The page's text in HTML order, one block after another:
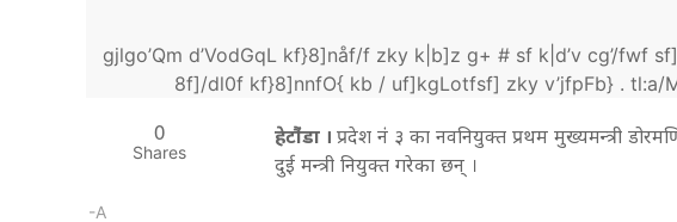
gjlgo’Qm d’VodGqL kf}8]nåf/f zky k|b]z g+ # sf k|d’v cg’/fwf
8f]/dl0f kf}8]nnfO{ kb / uf]kgLotfsf] zky v’jfpFb} .
0
Shares
-A
हेटाै‌ंडा । प्रदेश नंं ३ का नवनियुक्त प्रथम मुख्यमन्त्री
दुई मन्त्री नियुक्त गरेका छन् ।